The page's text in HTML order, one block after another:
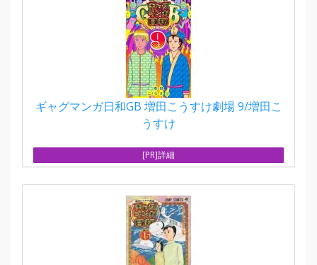
ギャグマンガ日和GB 増田こうすけ劇場 9/増田こ
うすけ
[PR]詳細